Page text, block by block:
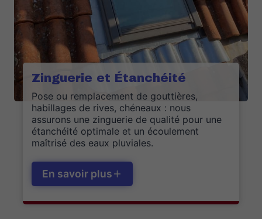
Zinguerie et Étanchéité
Pose ou remplacement de gouttières,
habillages de rives, chéneaux : nous
assurons une zinguerie de qualité pour une
étanchéité optimale et un écoulement
maîtrisé des eaux pluviales.
En savoir plus